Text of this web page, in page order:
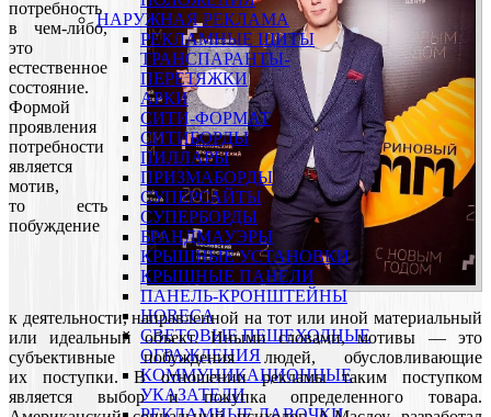
НАРУЖНАЯ РЕКЛАМА
РЕКЛАМНЫЕ ЩИТЫ
ТРАНСПАРАНТЫ-
ПЕРЕТЯЖКИ
АРКИ
СИТИ-ФОРМАТ
СИТИБОРДЫ
ПИЛЛАРЫ
ПРИЗМАБОРДЫ
СУПЕРСАЙТЫ
СУПЕРБОРДЫ
БРАНДМАУЭРЫ
КРЫШНЫЕ УСТАНОВКИ
КРЫШНЫЕ ПАНЕЛИ
ПАНЕЛЬ-КРОНШТЕЙНЫ
HORECA
СВЕТОВЫЕ ПЕШЕХОДНЫЕ
ОГРАЖДЕНИЯ
КОММУНИКАЦИОННЫЕ
УКАЗАТЕЛИ
потребность
в чем-либо,
это
естественное
состояние.
Формой
проявления
потребности
является
мотив,
то есть
побуждение
к деятельности, направленной на тот или иной материальный
или идеальный объект. Иными словами, мотивы — это
субъективные побуждения людей, обусловливающие
их поступки. В отношении рекламы таким поступком
является выбор и покупка определенного товара.